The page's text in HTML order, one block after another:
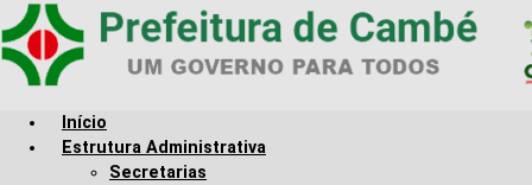
Skip to main content
Início
Estrutura Administrativa
Secretarias